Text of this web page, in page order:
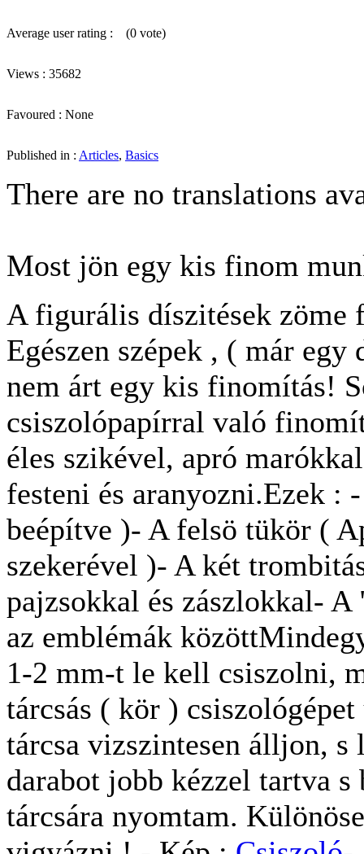
Average user rating : (0 vote)
Views : 35682
Favoured : None
Published in : Articles, Basics
There are no translations
Most jön egy kis finom
A figurális díszitések zöme
Egészen szépek , ( már egy
nem árt egy kis finomítás!
csiszolópapírral való
éles szikével, apró
festeni és aranyozni.Ezek :
beépítve )- A felsö tükör (
szekerével )- A két
pajzsokkal és zászlokkal-
az emblémák
1-2 mm-t le kell csiszolni,
tárcsás ( kör )
tárcsa vizszintesen álljon, s
darabot jobb kézzel tartva
tárcsára nyomtam.